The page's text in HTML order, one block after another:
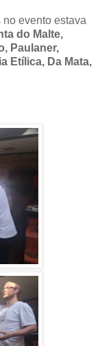
evento estava
do Malte,
Paulaner,
Etílica, Da Mata,